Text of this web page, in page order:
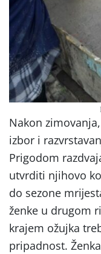
Nakon
izbor i
Prigodom
utvrditi njihovo
do sezone
ženke u drugom
krajem ožujka
pripadnost.